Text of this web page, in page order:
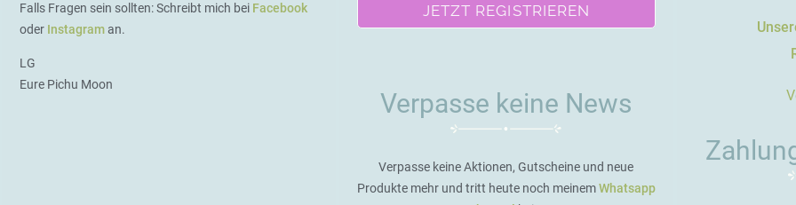
Falls Fragen sein sollten: Schreibt mich bei Facebook
oder Instagraman.
LG
Eure Pichu Moon
JETZT REGISTRIEREN
Verpasse keine News
Verpasse keine Aktionen, Gutscheine und neue
Produkte mehr und tritt heute noch meinemWhatsapp